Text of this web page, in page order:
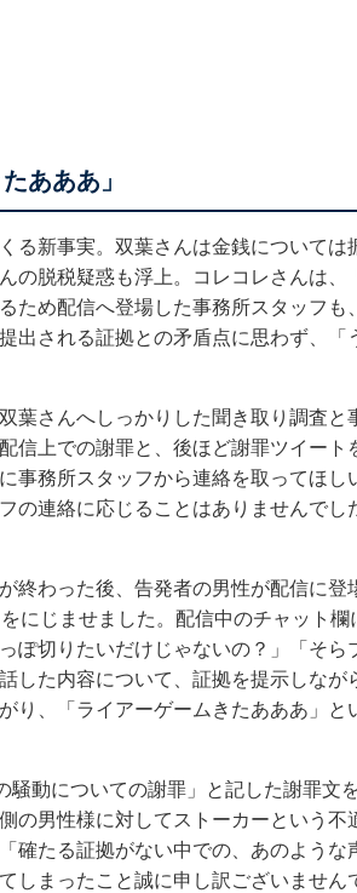
あああ」
る新事実。双葉さんは金銭については
の脱税疑惑も浮上。コレコレさんは
ため配信へ登場した事務所スタッフ
出される証拠との矛盾点に思わず、「
葉さんへしっかりした聞き取り調査
信上での謝罪と、後ほど謝罪ツイー
事務所スタッフから連絡を取ってほ
の連絡に応じることはありませんでし
終わった後、告発者の男性が配信に登
にじませました。配信中のチャット
ぽ切りたいだけじゃないの？」「そ
した内容について、証拠を提示しな
り、「ライアーゲームきたあああ」と
騒動についての謝罪」と記した謝罪文
の男性様に対してストーカーという
確たる証拠がない中での、あのよう
しまったこと誠に申し訳ございませ